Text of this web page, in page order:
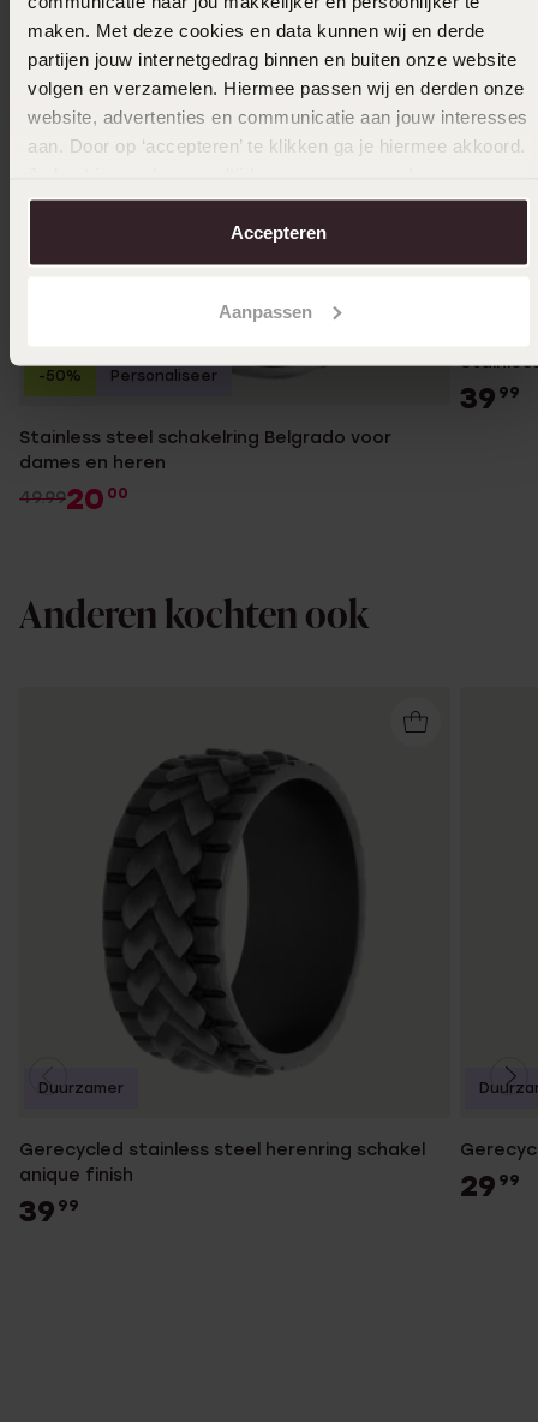
maken. Met deze cookies en data kunnen wij en derde
partijen jouw internetgedrag binnen en buiten onze website
volgen en verzamelen. Hiermee passen wij en derden onze
website, advertenties en communicatie aan jouw interesses
aan. Door op ‘accepteren’ te klikken ga je hiermee akkoord.
over in onscookiebeleid.
Accepteren
Aanpassen
Stainless steel schakelring Belgrado voor
dames en heren
49.9920 00
-50% Personaliseer
39 99
Anderen kochten ook
Gerecycled stainless steel herenring schakel
anique finish
39 99
Duurzamer
29 99